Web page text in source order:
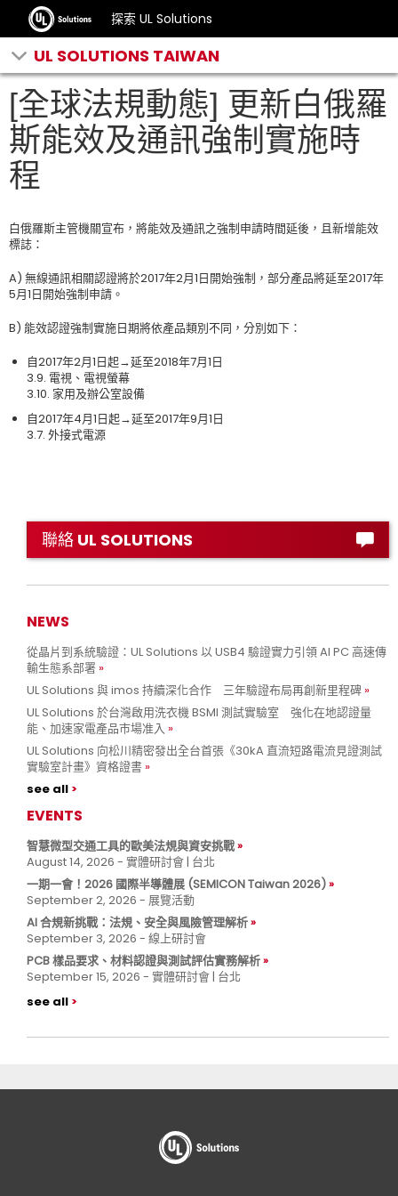
探索 UL Solutions
UL SOLUTIONS TAIWAN
[全球法規動態] 更新白俄羅
斯能效及通訊強制實施時
程
白俄羅斯主管機關宣布，將能效及通訊之強制申請時間延後，且新增能效
標誌：
A) 無線通訊相關認證將於2017年2月1日開始強制，部分產品將延至2017年
5月1日開始強制申請。
B) 能效認證強制實施日期將依產品類別不同，分別如下：
自2017年2月1日起→延至2018年7月1日
3.9. 電視、電視螢幕
3.10. 家用及辦公室設備
自2017年4月1日起→延至2017年9月1日
3.7. 外接式電源
聯絡 UL SOLUTIONS
NEWS
從晶片到系統驗證：UL Solutions 以 USB4 驗證實力引領 AI PC 高速傳
輸生態系部署
UL Solutions 與 imos 持續深化合作 三年驗證布局再創新里程碑
UL Solutions 於台灣啟用洗衣機 BSMI 測試實驗室 強化在地認證量
能、加速家電產品市場准入
UL Solutions 向松川精密發出全台首張《30kA 直流短路電流見證測試
實驗室計畫》資格證書
see all
EVENTS
智慧微型交通工具的歐美法規與資安挑戰
August 14, 2026 - 實體研討會 | 台北
一期一會！2026 國際半導體展 (SEMICON Taiwan 2026)
September 2, 2026 - 展覽活動
AI 合規新挑戰：法規、安全與風險管理解析
September 3, 2026 - 線上研討會
PCB 樣品要求、材料認證與測試評估實務解析
September 15, 2026 - 實體研討會 | 台北
see all